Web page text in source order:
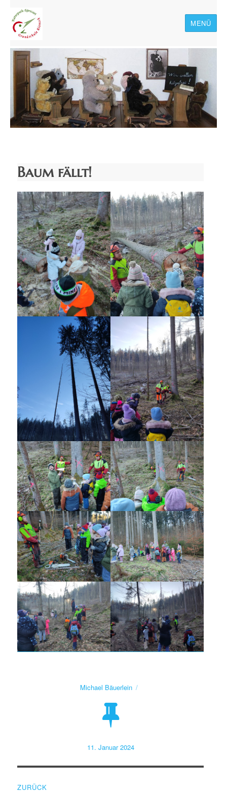
MENÜ
Baum fällt!
Autor
Michael Bäuerlein
Veröffentlicht
11. Januar 2024
ZURÜCK